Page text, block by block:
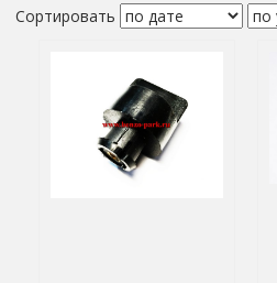
Сортировать